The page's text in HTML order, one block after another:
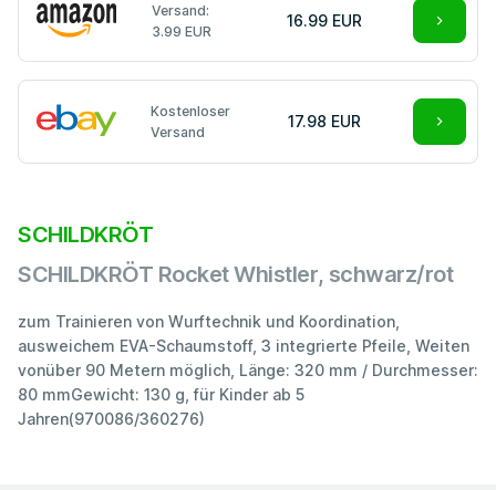
Versand:
3.99 EUR
16.99 EUR
Kostenloser
Versand
17.98 EUR
SCHILDKRÖT
SCHILDKRÖT Rocket Whistler, schwarz/rot
zum Trainieren von Wurftechnik und Koordination,
ausweichem EVA-Schaumstoff, 3 integrierte Pfeile, Weiten
vonüber 90 Metern möglich, Länge: 320 mm / Durchmesser:
80 mmGewicht: 130 g, für Kinder ab 5
Jahren(970086/360276)